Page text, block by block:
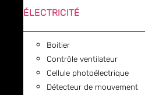
ÉLECTRICITÉ
Boitier
Contrôle ventilateur
Cellule photoélectrique
Détecteur de mouvement